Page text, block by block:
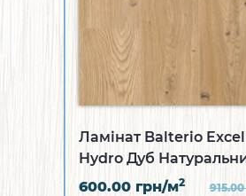
Ламінат Balterio
Hydro Дуб
600.00 грн/м2 915.00